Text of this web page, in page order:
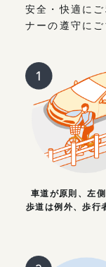
安全・快適に
ナーの遵守にご
車道が原則、左
歩道は例外、歩行